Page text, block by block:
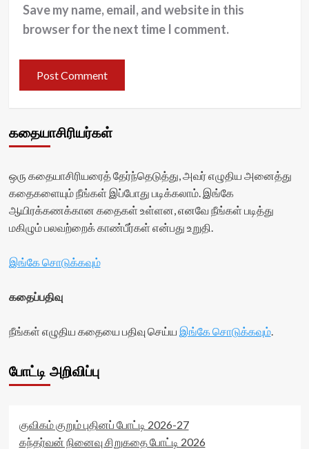
Save my name, email, and website in this
browser for the next time I comment.
கதையாசிரியர்கள்
ஒரு கதையாசிரியரைத் தேர்ந்தெடுத்து, அவர் எழுதிய அனைத்து
கதைகளையும் நீங்கள் இப்போது படிக்கலாம். இங்கே
ஆயிரக்கணக்கான கதைகள் உள்ளன, எனவே நீங்கள் படித்து
மகிழும் பலவற்றைக் காண்பீர்கள் என்பது உறுதி.
இங்கே சொடுக்கவும்
கதைப்பதிவு
நீங்கள் எழுதிய கதையை பதிவு செய்ய இங்கே சொடுக்கவும்.
போட்டி அறிவிப்பு
குவிகம் குறும் புதினப் போட்டி 2026-27
கந்தர்வன் நினைவு சிறுகதை போட்டி 2026